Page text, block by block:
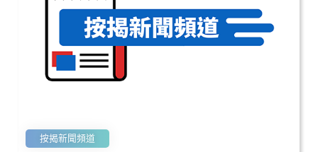
按揭新聞頻道